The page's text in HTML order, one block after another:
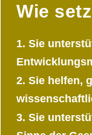
Wie
1. Sie
2. Sie helfen,
3. Sie